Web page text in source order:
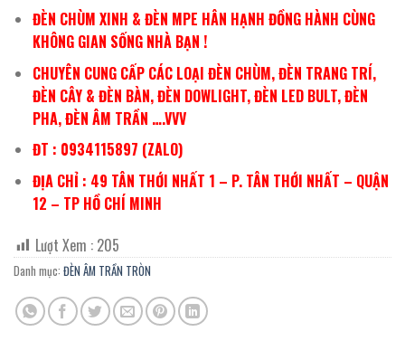
ĐÈN CHÙM XINH & ĐÈN MPE HÂN HẠNH ĐỒNG HÀNH CÙNG
KHÔNG GIAN SỐNG NHÀ BẠN !
CHUYÊN CUNG CẤP CÁC LOẠI ĐÈN CHÙM, ĐÈN TRANG TRÍ,
ĐÈN CÂY & ĐÈN BÀN, ĐÈN DOWLIGHT, ĐÈN LED BULT, ĐÈN
PHA, ĐÈN ÂM TRẦN ….VVV
ĐT : 0934115897 (ZALO)
ĐỊA CHỈ : 49 TÂN THỚI NHẤT 1 – P. TÂN THỚI NHẤT – QUẬN
12 – TP HỒ CHÍ MINH
Lượt Xem : 205
Danh mục: ĐÈN ÂM TRẦN TRÒN